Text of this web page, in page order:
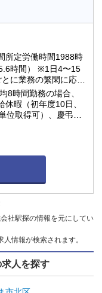
所定労働時間1988時
時間） ※1日4〜15
に業務の繁閑に応じ
時間勤務の場合、
休暇（初年度10日、
位取得可）、慶弔休
他
社駅探の情報を元にしてい
情報が検索されます。
人を探す